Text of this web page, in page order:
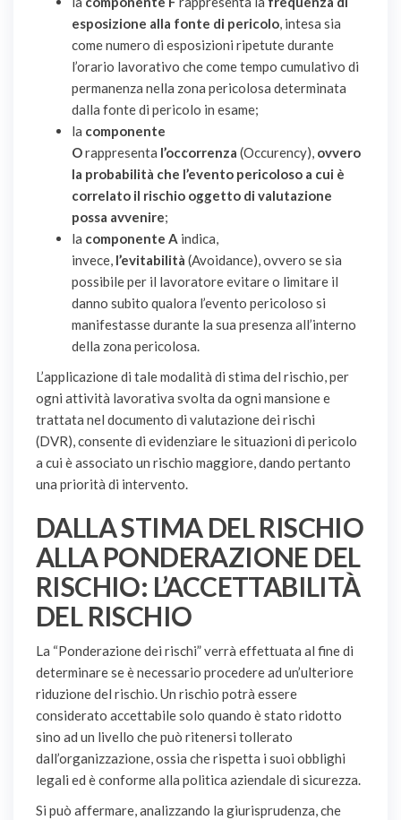
esposizione alla fonte di pericolo, intesa sia
come numero di esposizioni ripetute durante
l’orario lavorativo che come tempo cumulativo di
permanenza nella zona pericolosa determinata
dalla fonte di pericolo in esame;
la componente
Orappresenta l’occorrenza (Occurency), ovvero
la probabilità che l’evento pericoloso a cui è
correlato il rischio oggetto di valutazione
possa avvenire;
la componente A indica,
invece, l’evitabilità (Avoidance), ovvero se sia
possibile per il lavoratore evitare o limitare il
danno subito qualora l’evento pericoloso si
manifestasse durante la sua presenza all’interno
della zona pericolosa.
L’applicazione di tale modalità di stima del rischio, per
ogni attività lavorativa svolta da ogni mansione e
trattata nel documento di valutazione dei rischi
(DVR), consente di evidenziare le situazioni di pericolo
a cui è associato un rischio maggiore, dando pertanto
una priorità di intervento.
DALLA STIMA DEL RISCHIO
ALLA PONDERAZIONE DEL
RISCHIO: L’ACCETTABILITÀ
DEL RISCHIO
La “Ponderazione dei rischi” verrà effettuata al fine di
determinare se è necessario procedere ad un’ulteriore
riduzione del rischio. Un rischio potrà essere
considerato accettabile solo quando è stato ridotto
sino ad un livello che può ritenersi tollerato
dall’organizzazione, ossia che rispetta i suoi obblighi
legali ed è conforme alla politica aziendale di sicurezza.
Si può affermare, analizzando la giurisprudenza, che